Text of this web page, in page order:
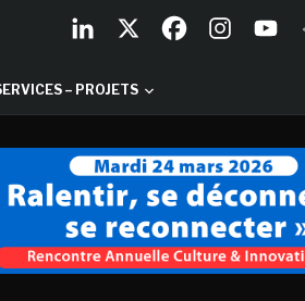
– PROJETS